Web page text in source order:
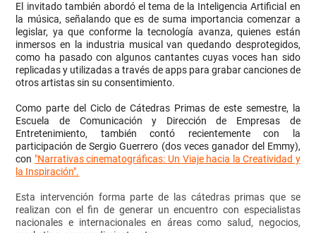
El invitado también abordó el tema de la Inteligencia Artificial en
la música, señalando que es de suma importancia comenzar a
legislar, ya que conforme la tecnología avanza, quienes están
inmersos en la industria musical van quedando desprotegidos,
como ha pasado con algunos cantantes cuyas voces han sido
replicadas y utilizadas a través de apps para grabar canciones de
otros artistas sin su consentimiento.
Como parte del Ciclo de Cátedras Primas de este semestre, la
Escuela de Comunicación y Dirección de Empresas de
Entretenimiento, también contó recientemente con la
participación de Sergio Guerrero (dos veces ganador del Emmy),
con "Narrativas cinematográficas: Un Viaje hacia la Creatividad y
la Inspiración".
Esta intervención forma parte de las cátedras primas que se
realizan con el fin de generar un encuentro con especialistas
nacionales e internacionales en áreas como salud, negocios,